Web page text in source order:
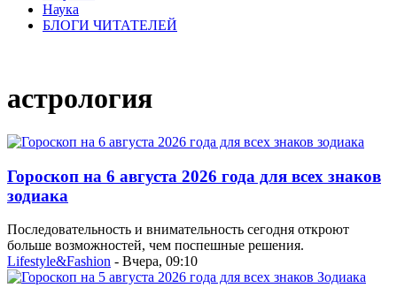
Наука
БЛОГИ ЧИТАТЕЛЕЙ
астрология
Гороскоп на 6 августа 2026 года для всех знаков
зодиака
Последовательность и внимательность сегодня откроют
больше возможностей, чем поспешные решения.
Lifestyle&Fashion - Вчера, 09:10